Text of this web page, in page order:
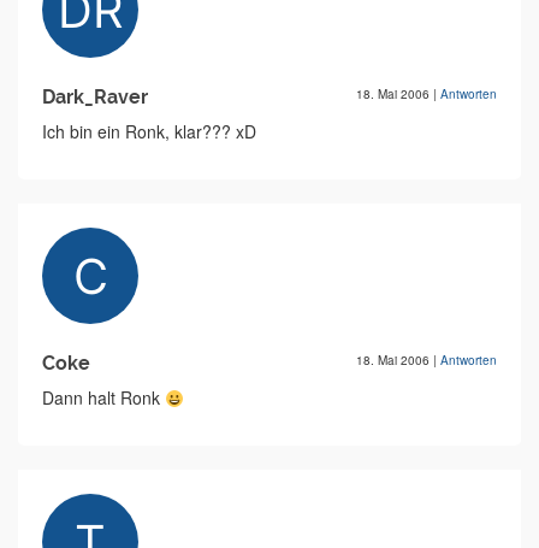
Dark_Raver 18. Mai 2006 | Antworten
Ich bin ein Ronk, klar??? xD
Coke 18. Mai 2006 | Antworten
Dann halt Ronk